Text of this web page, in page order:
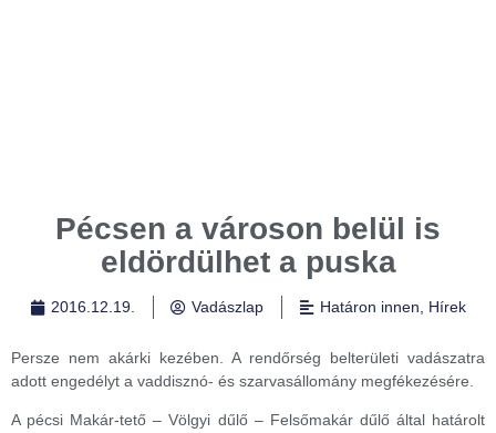
Pécsen a városon belül is
eldördülhet a puska
2016.12.19. Vadászlap Határon innen Hírek
Persze nem akárki kezében. A rendőrség belterületi vadászatra
adott engedélyt a vaddisznó- és szarvasállomány megfékezésére.
A pécsi Makár-tető – Völgyi dűlő – Felsőmakár dűlő által határolt